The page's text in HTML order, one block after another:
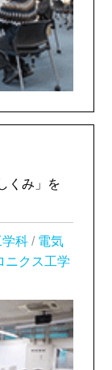
くみ」を
科 / 電気
ニクス工学